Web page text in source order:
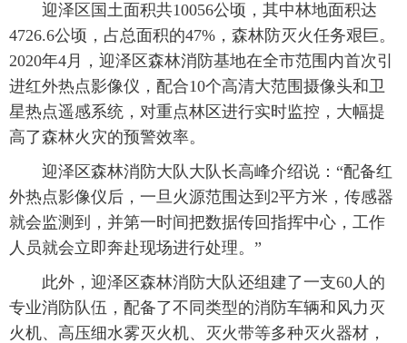
迎泽区国土面积共10056公顷，其中林地面积达
4726.6公顷，占总面积的47%，森林防灭火任务艰巨。
2020年4月，迎泽区森林消防基地在全市范围内首次引
进红外热点影像仪，配合10个高清大范围摄像头和卫
星热点遥感系统，对重点林区进行实时监控，大幅提
高了森林火灾的预警效率。
迎泽区森林消防大队大队长高峰介绍说：“配备红
外热点影像仪后，一旦火源范围达到2平方米，传感器
就会监测到，并第一时间把数据传回指挥中心，工作
人员就会立即奔赴现场进行处理。”
此外，迎泽区森林消防大队还组建了一支60人的
专业消防队伍，配备了不同类型的消防车辆和风力灭
火机、高压细水雾灭火机、灭火带等多种灭火器材，